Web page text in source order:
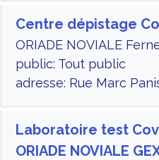
Centre dépistage
ORIADE NOVIALE
public: Tout public
adresse: Rue Marc
Laboratoire test
ORIADE NOVIALE